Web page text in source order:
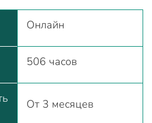
Онлайн
506 часов
От 3 месяцев